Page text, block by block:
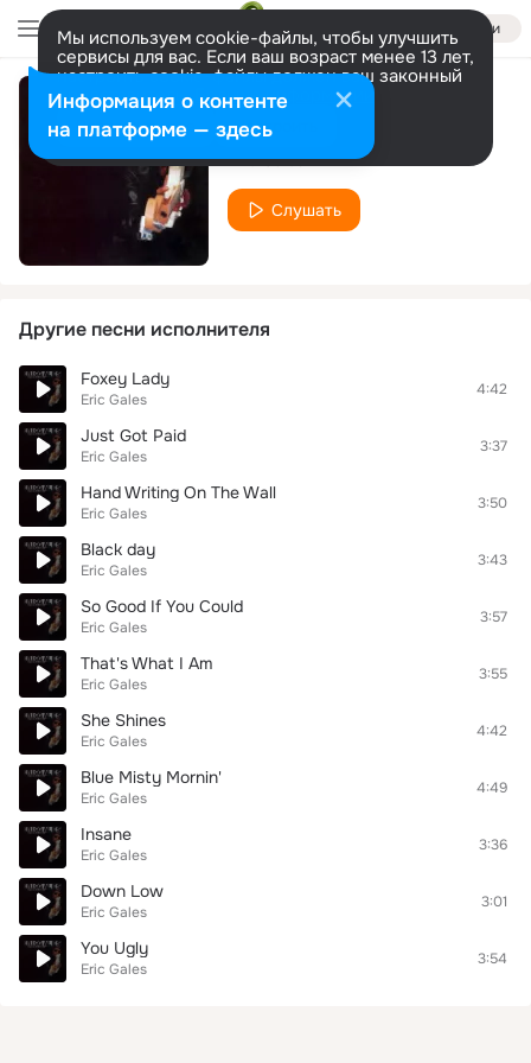
Войти
Мы используем cookie-файлы, чтобы улучшить
сервисы для вас. Если ваш возраст менее 13 лет,
настроить cookie-файлы должен ваш законный
представитель. Больше информации
Разрешить все Настроить
Can't Go On
Eric Gales
Слушать
Другие песни исполнителя
Foxey Lady
Eric Gales
4:42
Just Got Paid
Eric Gales
3:37
Hand Writing On The Wall
Eric Gales
3:50
Black day
Eric Gales
3:43
So Good If You Could
Eric Gales
3:57
That's What I Am
Eric Gales
3:55
She Shines
Eric Gales
4:42
Blue Misty Mornin'
Eric Gales
4:49
Insane
Eric Gales
3:36
Down Low
Eric Gales
3:01
You Ugly
Eric Gales
3:54
Информация о контенте
на платформе — здесь